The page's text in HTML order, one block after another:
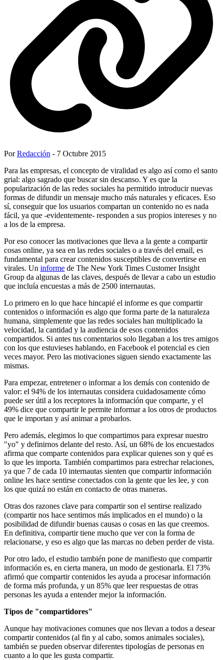
PorRedacción - 7 Octubre 2015
Para las empresas, el concepto de viralidad es algo así como el santo
grial: algo sagrado que buscar sin descanso. Y es que la
popularización de las redes sociales ha permitido introducir nuevas
formas de difundir un mensaje mucho más naturales y eficaces. Eso
sí, conseguir que los usuarios compartan un contenido no es nada
fácil, ya que -evidentemente- responden a sus propios intereses y no
a los de la empresa.
Por eso conocer las motivaciones que lleva a la gente a compartir
cosas online, ya sea en las redes sociales o a través del email, es
fundamental para crear contenidos susceptibles de convertirse en
virales. Un informe de The New York Times Customer Insight
Group da algunas de las claves, después de llevar a cabo un estudio
que incluía encuestas a más de 2500 internautas.
Lo primero en lo que hace hincapié el informe es que compartir
contenidos o información es algo que forma parte de la naturaleza
humana, simplemente que las redes sociales han multiplicado la
velocidad, la cantidad y la audiencia de esos contenidos
compartidos. Si antes tus comentarios solo llegaban a los tres amigos
con los que estuvieses hablando, en Facebook el potencial es cien
veces mayor. Pero las motivaciones siguen siendo exactamente las
mismas.
Para empezar, entretener o informar a los demás con contenido de
valor: el 94% de los internautas considera cuidadosamente cómo
puede ser útil a los receptores la información que comparte, y el
49% dice que compartir le permite informar a los otros de productos
que le importan y así animar a probarlos.
Pero además, elegimos lo que compartimos para expresar nuestro
"yo" y definirnos delante del resto. Así, un 68% de los encuestados
afirma que comparte contenidos para explicar quienes son y qué es
lo que les importa. También compartimos para estrechar relaciones,
ya que 7 de cada 10 internautas sienten que compartir información
online les hace sentirse conectados con la gente que les lee, y con
los que quizá no están en contacto de otras maneras.
Otras dos razones clave para compartir son el sentirse realizado
(compartir nos hace sentirnos más implicados en el mundo) o la
posibilidad de difundir buenas causas o cosas en las que creemos.
En definitiva, compartir tiene mucho que ver con la forma de
relacionarse, y eso es algo que las marcas no deben perder de vista.
Por otro lado, el estudio también pone de manifiesto que compartir
información es, en cierta manera, un modo de gestionarla. El 73%
afirmó que compartir contenidos les ayuda a procesar información
de forma más profunda, y un 85% que leer respuestas de otras
personas les ayuda a entender mejor la información.
Tipos de "compartidores"
Aunque hay motivaciones comunes que nos llevan a todos a desear
compartir contenidos (al fin y al cabo, somos animales sociales),
también se pueden observar diferentes tipologías de personas en
cuanto a lo que les gusta compartir.